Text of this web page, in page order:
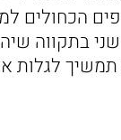
הכחולים
בתקווה
לגלות